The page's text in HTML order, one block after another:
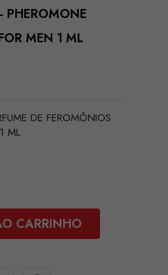
PHEROMONE
MEN 1 ML
DE FEROMÔNIOS
ML
CARRINHO